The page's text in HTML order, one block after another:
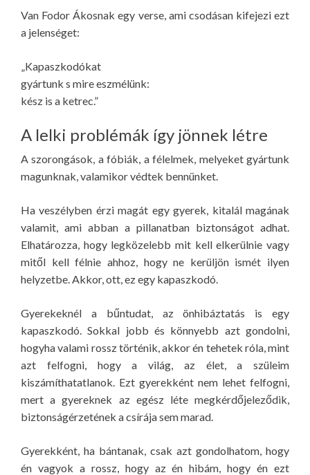
Van Fodor Ákosnak egy verse, ami csodásan kifejezi ezt
a jelenséget:
„Kapaszkodókat
gyártunk s mire eszmélünk:
kész is a ketrec.”
A lelki problémák így jönnek létre
A szorongások, a fóbiák, a félelmek, melyeket gyártunk
magunknak, valamikor védtek bennünket.
Ha veszélyben érzi magát egy gyerek, kitalál magának
valamit, ami abban a pillanatban biztonságot adhat.
Elhatározza, hogy legközelebb mit kell elkerülnie vagy
mitől kell félnie ahhoz, hogy ne kerüljön ismét ilyen
helyzetbe. Akkor, ott, ez egy kapaszkodó.
Gyerekeknél a bűntudat, az önhibáztatás is egy
kapaszkodó. Sokkal jobb és könnyebb azt gondolni,
hogyha valami rossz történik, akkor én tehetek róla, mint
azt felfogni, hogy a világ, az élet, a szüleim
kiszámíthatatlanok. Ezt gyerekként nem lehet felfogni,
mert a gyereknek az egész léte megkérdőjeleződik,
biztonságérzetének a csírája sem marad.
Gyerekként, ha bántanak, csak azt gondolhatom, hogy
én vagyok a rossz, hogy az én hibám, hogy én ezt